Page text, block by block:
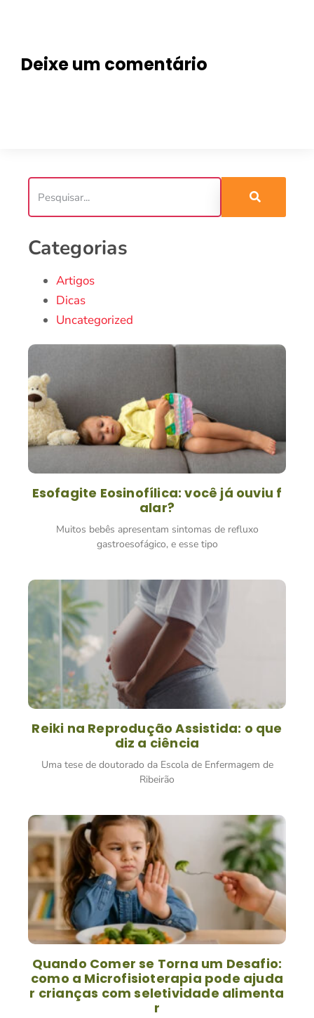
Deixe um comentário
Categorias
Artigos
Dicas
Uncategorized
Esofagite Eosinofílica: você já ouviu f
alar?
Muitos bebês apresentam sintomas de refluxo
gastroesofágico, e esse tipo
Reiki na Reprodução Assistida: o que
diz a ciência
Uma tese de doutorado da Escola de Enfermagem de
Ribeirão
Quando Comer se Torna um Desafio:
como a Microfisioterapia pode ajuda
r crianças com seletividade alimenta
r